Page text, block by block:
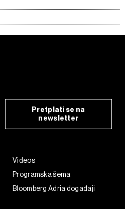
Pretplati se na
newsletter
Videos
Programska šema
Bloomberg Adria događaji